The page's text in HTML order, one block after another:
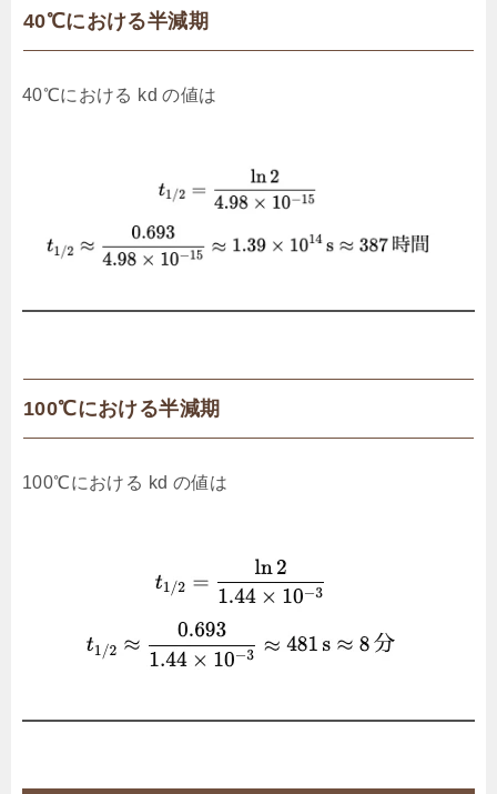
40℃における半減期
40℃における kd​ の値は
100℃における半減期
100℃における kd​ の値は